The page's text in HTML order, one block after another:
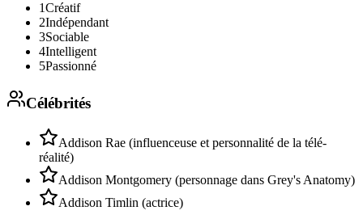
1Créatif
2Indépendant
3Sociable
4Intelligent
5Passionné
Célébrités
Addison Rae (influenceuse et personnalité de la télé-
réalité)
Addison Montgomery (personnage dans Grey's Anatomy)
Addison Timlin (actrice)